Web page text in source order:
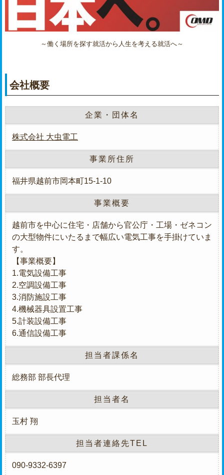
～働く場所を探す就活から人生を考える就活へ～
会社概要
企業・団体名
株式会社 大虫電工
事業所住所
福井県越前市岡本町15-1-10
事業概要
越前市を中心に住宅・店舗から官公庁・工場・ゼネコン
の大型物件にいたるまで幅広い電気工事を手掛けていま
す。
【事業概要】
1.電気設備工事
2.空調設備工事
3.消防施設工事
4.機械器具設置工事
5.計装設備工事
6.通信設備工事
担当者課係名
総務部 部長代理
担当者名
玉村 翔
担当者連絡先TEL
090-9332-6397